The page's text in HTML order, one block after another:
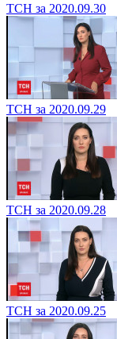
ТСН за 2020.09.30
ТСН за 2020.09.29
ТСН за 2020.09.28
ТСН за 2020.09.25